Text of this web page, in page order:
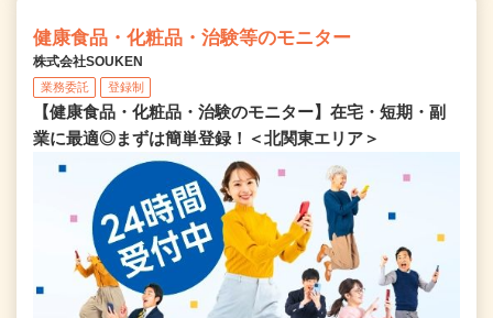
健康食品・化粧品・治験等のモニター
株式会社SOUKEN
業務委託 登録制
【健康食品・化粧品・治験のモニター】在宅・短期・副
業に最適◎まずは簡単登録！＜北関東エリア＞